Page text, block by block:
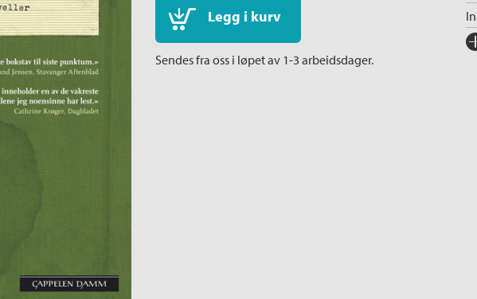
Legg i kurv
Sendes fra oss i løpet av 1-3 arbeidsdager.